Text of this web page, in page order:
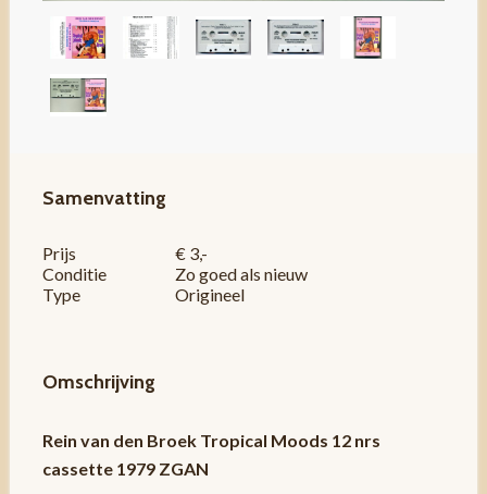
Samenvatting
Prijs
€ 3,-
Conditie
Zo goed als nieuw
Type
Origineel
Omschrijving
Rein van den Broek ‎Tropical Moods 12 nrs
cassette 1979 ZGAN